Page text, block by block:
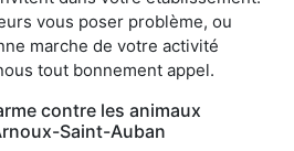
vous poser problème, ou
marche de votre activité
tout bonnement appel.
contre les animaux
Saint-Auban